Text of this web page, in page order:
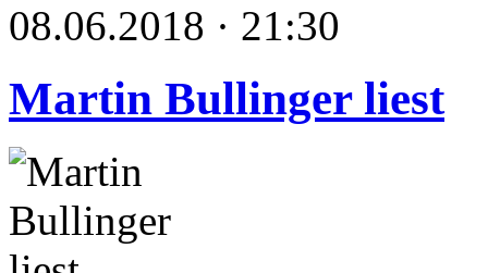
08.06.2018 · 21:30
Martin Bullinger liest